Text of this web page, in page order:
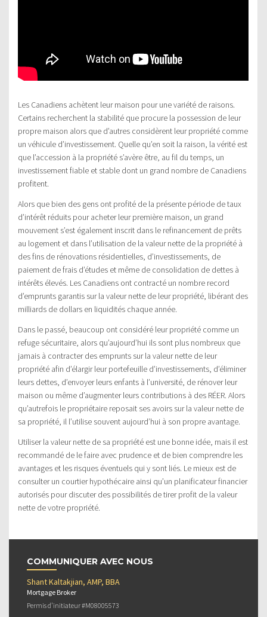
Les Canadiens achètent leur maison pour une variété de raisons.
Certains recherchent la stabilité que procure la possession de leur
propre maison alors que d’autres considèrent leur propriété comme
un véhicule d’investissement. Quelle qu’en soit la raison, la vérité est
que l’accession à la propriété s’avère être, au fil du temps, un
investissement fiable et stable dont un grand nombre de Canadiens
profitent.
Alors que bien des gens ont profité de la présente période de taux
d’intérêt réduits pour acheter leur première maison, un grand
mouvement s’est également inscrit dans le refinancement de prêts
au logement et dans l’utilisation de la valeur nette de la propriété à
des fins de rénovations résidentielles, d’investissements, de
paiement de frais d’études et même de consolidation de dettes à
intérêts élevés. Les Canadiens ont contracté un nombre record
d’emprunts garantis sur la valeur nette de leur propriété, libérant des
milliards de dollars en liquidités chaque année.
Dans le passé, beaucoup ont considéré leur propriété comme un
refuge sécuritaire, alors qu’aujourd’hui ils sont plus nombreux que
jamais à contracter des emprunts sur la valeur nette de leur
propriété afin d’élargir leur portefeuille d’investissements, d’éliminer
leurs dettes, d’envoyer leurs enfants à l’université, de rénover leur
maison ou même d’augmenter leurs contributions à des RÉER. Alors
qu’autrefois le propriétaire reposait ses avoirs sur la valeur nette de
sa propriété, il l’utilise souvent aujourd’hui à son propre avantage.
Utiliser la valeur nette de sa propriété est une bonne idée, mais il est
recommandé de le faire avec prudence et de bien comprendre les
avantages et les risques éventuels qui y sont liés. Le mieux est de
consulter un courtier hypothécaire ainsi qu’un planificateur financier
autorisés pour discuter des possibilités de tirer profit de la valeur
nette de votre propriété.
COMMUNIQUER AVEC NOUS
Shant Kaltakjian, AMP, BBA
Mortgage Broker
Permis d’initiateur #M08005573